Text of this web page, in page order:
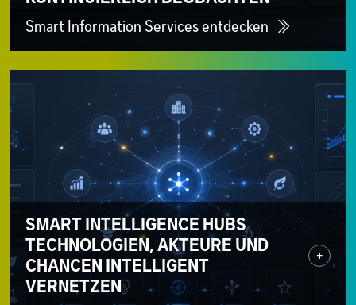
Smart Information Services entdecken
SMART INTELLIGENCE HUBS
TECHNOLOGIEN, AKTEURE UND
CHANCEN INTELLIGENT
VERNETZEN
+